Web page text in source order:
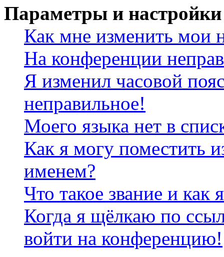
Параметры и настройки
Как мне изменить мои
На конференции
Я изменил часовой
неправильное!
Моего языка нет в
Как я могу поместить
именем?
Что такое звание и как
Когда я щёлкаю по
войти на конференцию!